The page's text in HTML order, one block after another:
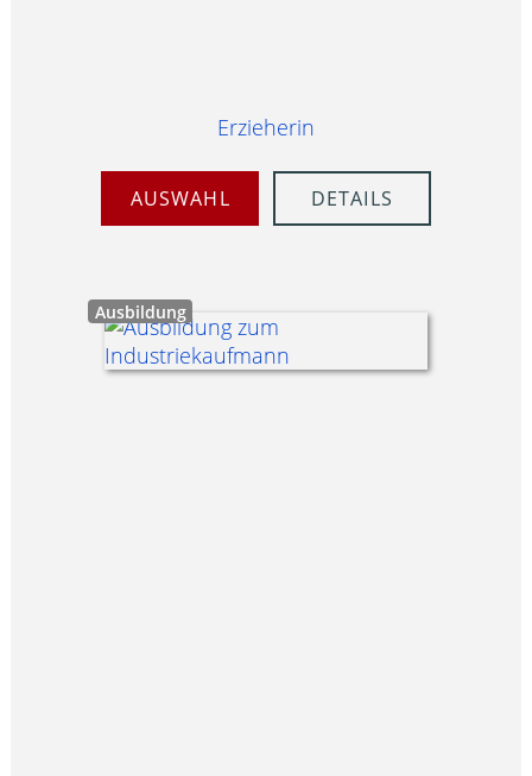
Erzieherin
AUSWAHL DETAILS
Ausbildung